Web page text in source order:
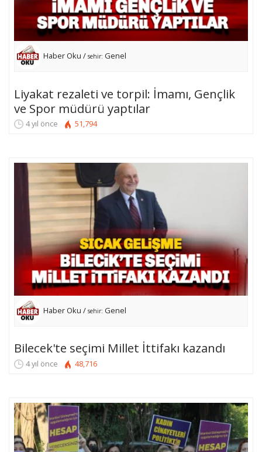
Haber Oku / sehir: Genel
Liyakat rezaleti ve torpil: İmamı, Gençlik
ve Spor müdürü yaptılar
4 yıl önce 51,794
Haber Oku / sehir: Genel
Bilecek'te seçimi Millet İttifakı kazandı
4 yıl önce 48,716